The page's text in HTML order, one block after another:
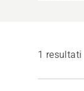
1 resultati